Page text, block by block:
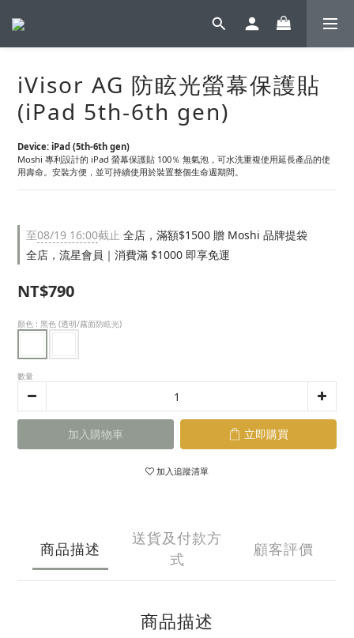
iVisor AG 防眩光螢幕保護貼
(iPad 5th-6th gen)
Device: iPad (5th-6th gen)
Moshi 專利設計的 iPad 螢幕保護貼 100％ 無氣泡，可水洗重複使用延長產品的使
用壽命。安裝方便，並可持續使用於裝置整個生命週期間。
至08/19 16:00截止 全店，滿額$1500 贈 Moshi 品牌提袋
全店，流星會員｜消費滿 $1000 即享免運
NT$790
顏色 : 黑色 (透明/霧面防眩光)
數量
加入購物車 立即購買
加入追蹤清單
商品描述
送貨及付款方
式
顧客評價
商品描述